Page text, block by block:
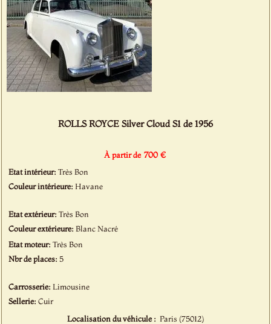
ROLLS ROYCE Silver Cloud S1 de 1956
À partir de 700 €
Etat intérieur:Très Bon
Couleur intérieure:Havane
Etat extérieur:Très Bon
Couleur extérieure:Blanc Nacré
Etat moteur:Très Bon
Nbr de places: 5
Carrosserie:Limousine
Sellerie:Cuir
Localisation du véhicule : Paris (75012)